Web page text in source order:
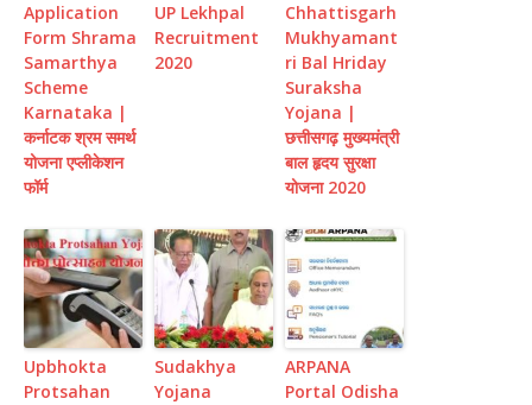
Application
Form Shrama
Samarthya
Scheme
Karnataka |
कर्नाटक श्रम समर्थ
योजना एप्लीकेशन
फॉर्म
UP Lekhpal
Recruitment
2020
Chhattisgarh
Mukhyamant
ri Bal Hriday
Suraksha
Yojana |
छत्तीसगढ़ मुख्यमंत्री
बाल हृदय सुरक्षा
योजना 2020
Upbhokta
Protsahan
Sudakhya
Yojana
ARPANA
Portal Odisha